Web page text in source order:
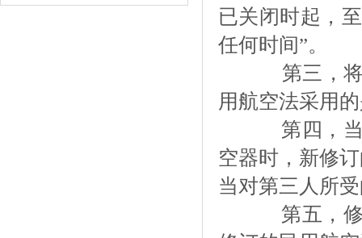
已关闭时起，
任何时间”。
第三，将
用航空法采用
第四，当
空器时，新修
当对第三人所
第五，修